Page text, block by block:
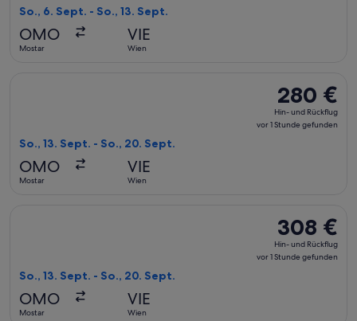
So., 6. Sept. - So., 13. Sept.
OMO
Mostar
VIE
Wien
280 €
Hin-
und
280 €
Hin- und Rückflug
vor 1 Stunde gefunden
So., 13. Sept. - So., 20. Sept.
OMO
Mostar
VIE
Wien
308 €
Hin-
und
308 €
Hin- und Rückflug
vor 1 Stunde gefunden
So., 13. Sept. - So., 20. Sept.
OMO
Mostar
VIE
Wien